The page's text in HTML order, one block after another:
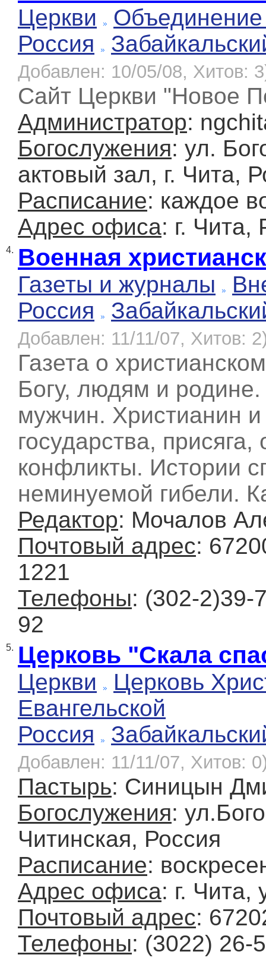
Церкви
Россия
Добавлен: 10/05/08, Хитов:
Сайт Церкви "Новое
Администратор:
Богослужения: ул.
актовый зал, г. Чита,
Расписание: каждое
Адрес офиса: г. Чита,
4. Военная
Газеты и журналы
Россия
Добавлен: 11/11/07, Хитов:
Газета о
Богу, людям и
мужчин. Христианин
государства,
конфликты. Истории
неминуемой гибели.
Редактор: Мочалов
Почтовый адрес:
1221
Телефоны: (302-2)39-
92
5. Церковь "Скала
Церкви
Церковь
Евангельской
Россия
Добавлен: 11/11/07, Хитов:
Пастырь: Синицын
Богослужения:
Читинская, Россия
Расписание:
Адрес офиса: г. Чита,
Почтовый адрес:
Телефоны: (3022) 26-